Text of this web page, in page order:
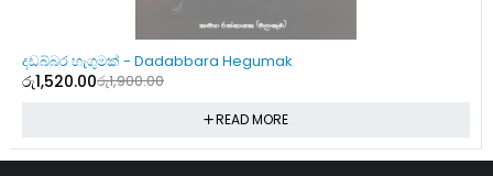
SOLD OUT
දඩබ්බර හැගුමක් - Dadabbara Hegumak
රු1,900.00
රු1,520.00
READ MORE